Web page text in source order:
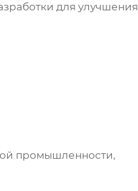
для улучшения
промышленности,